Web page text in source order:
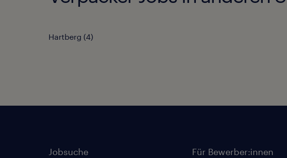
Hartberg (4)
Jobsuche Für Bewerber:innen